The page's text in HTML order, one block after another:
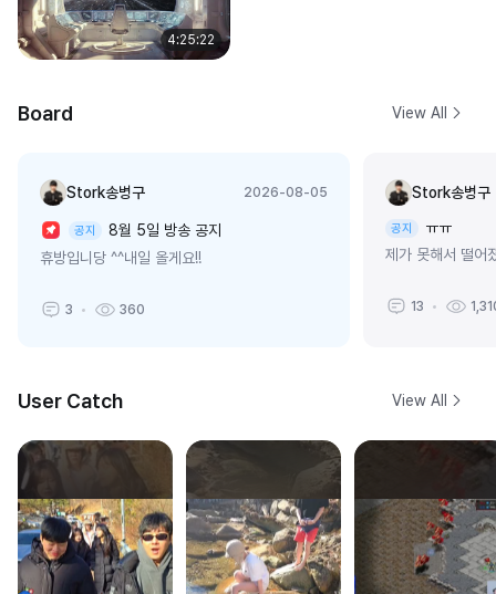
4:25:22
Board View All
Stork송병구 2026-08-05
공지
8월 5일 방송 공지
휴방입니당 ^^내일 올게요!!
3 360
Stork송병구
공지
ㅠㅠ
제가 못해서 떨어
13
User Catch View All